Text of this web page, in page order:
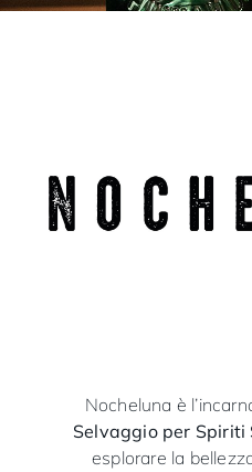
Nocheluna è
Selvaggio per Spiriti
esplorare la